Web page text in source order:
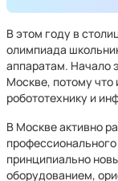
В этом году в
олимпиада
аппаратам. Начало
Москве, потому что
робототехнику и
В Москве активно
принципиально
оборудованием,